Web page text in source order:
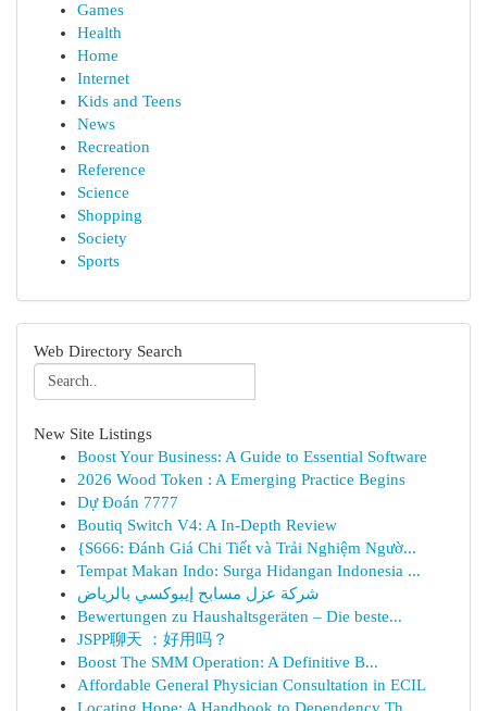
Games
Health
Home
Internet
Kids and Teens
News
Recreation
Reference
Science
Shopping
Society
Sports
Web Directory Search
New Site Listings
Boost Your Business: A Guide to Essential Software
2026 Wood Token : A Emerging Practice Begins
Dự Đoán 7777
Boutiq Switch V4: A In-Depth Review
{S666: Đánh Giá Chi Tiết và Trải Nghiệm Ngườ...
Tempat Makan Indo: Surga Hidangan Indonesia ...
شركة عزل مسابح إيبوكسي بالرياض
Bewertungen zu Haushaltsgeräten – Die beste...
JSPP聊天 ：好用吗？
Boost The SMM Operation: A Definitive B...
Affordable General Physician Consultation in ECIL